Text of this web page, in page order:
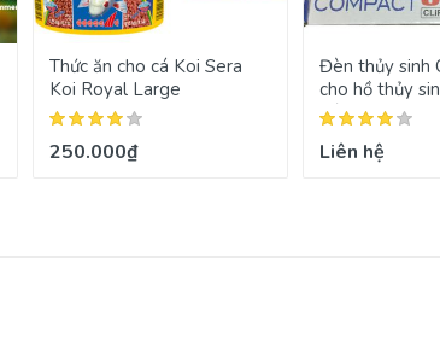
Thức ăn cho cá Koi Sera
Koi Royal Large
250.000₫
Đèn thủy sinh
cho hồ thủy
bóng Compact
Liên hệ